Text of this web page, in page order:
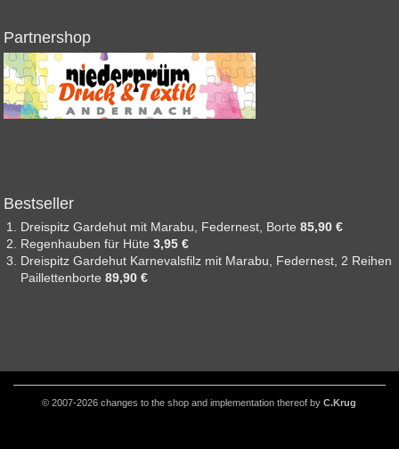
Partnershop
Bestseller
Dreispitz Gardehut mit Marabu, Federnest, Borte85,90 €
Regenhauben für Hüte3,95 €
Dreispitz Gardehut Karnevalsfilz mit Marabu, Federnest, 2 Reihen
Paillettenborte89,90 €
© 2007-2026 changes to the shop and implementation thereof byC.Krug